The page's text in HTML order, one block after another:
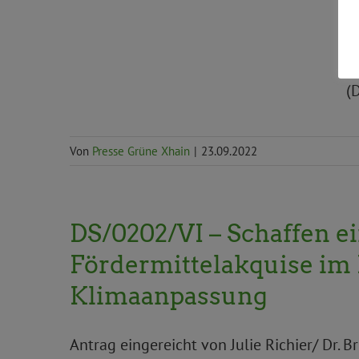
Von Presse Grüne Xhain | 23.09.2022
DS/0202/VI – Schaffen
Fördermittelakquise im
Klimaanpassung
Antrag eingereicht von Julie Richier/ Dr.